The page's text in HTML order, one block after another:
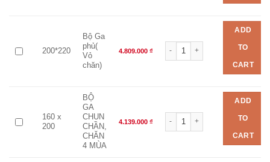
200*220
Bộ Ga
phủ(
Vỏ
chăn)
4.809.000 ₫
Bộ chăn ga EVERON EPM
ADD
TO
CART
160 x
200
BỘ
GA
CHUN
CHẦN,
CHĂN
4 MÙA
4.139.000 ₫
Bộ chăn ga EVERON EPM
ADD
TO
CART